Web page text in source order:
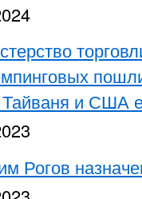
и США
Рогов